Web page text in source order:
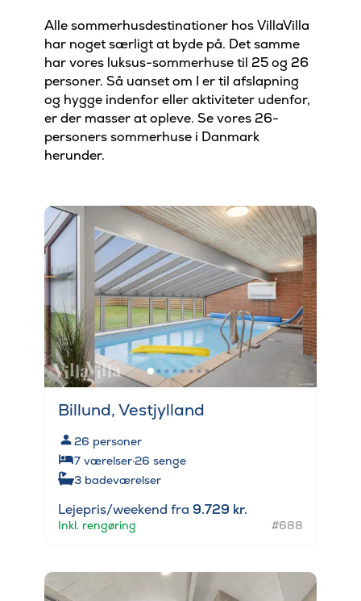
Alle sommerhusdestinationer hos VillaVilla
har noget særligt at byde på. Det samme
har vores luksus-sommerhuse til 25 og 26
personer. Så uanset om I er til afslapning
og hygge indenfor eller aktiviteter udenfor,
er der masser at opleve. Se vores 26-
personers sommerhuse i Danmark
herunder.
Billund, Vestjylland
26 personer
7 værelser·26 senge
3 badeværelser
Lejepris/weekend fra 9.729 kr.
Inkl. rengøring #688